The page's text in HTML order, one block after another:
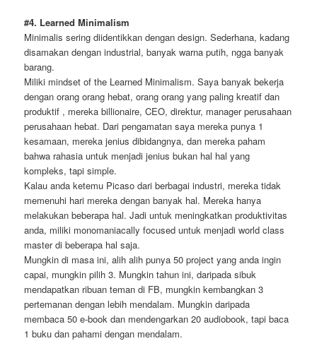
#4. Learned Minimalism
Minimalis sering diidentikkan dengan design. Sederhana, kadang
disamakan dengan industrial, banyak warna putih, ngga banyak
barang.
Miliki mindset of the Learned Minimalism. Saya banyak bekerja
dengan orang orang hebat, orang orang yang paling kreatif dan
produktif , mereka billionaire, CEO, direktur, manager perusahaan
perusahaan hebat. Dari pengamatan saya mereka punya 1
kesamaan, mereka jenius dibidangnya, dan mereka paham
bahwa rahasia untuk menjadi jenius bukan hal hal yang
kompleks, tapi simple.
Kalau anda ketemu Picaso dari berbagai industri, mereka tidak
memenuhi hari mereka dengan banyak hal. Mereka hanya
melakukan beberapa hal. Jadi untuk meningkatkan produktivitas
anda, miliki monomaniacally focused untuk menjadi world class
master di beberapa hal saja.
Mungkin di masa ini, alih alih punya 50 project yang anda ingin
capai, mungkin pilih 3. Mungkin tahun ini, daripada sibuk
mendapatkan ribuan teman di FB, mungkin kembangkan 3
pertemanan dengan lebih mendalam. Mungkin daripada
membaca 50 e-book dan mendengarkan 20 audiobook, tapi baca
1 buku dan pahami dengan mendalam.